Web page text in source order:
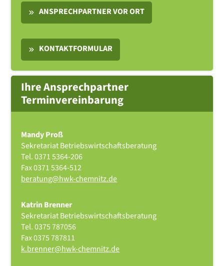
ANSPRECHPARTNER VOR ORT
KONTAKTFORMULAR
Ihre Ansprechpartner
Terminvereinbarung
Mandy Proß
Sekretariat Betriebswirtschaftsberatung
Tel.0371 5364-206
Fax0371 5364-512
beratung@hwk-chemnitz.de
Katrin Brenner
Sekretariat Betriebswirtschaftsberatung
Tel.0375 787056
Fax0375 787811
k.brenner@hwk-chemnitz.de